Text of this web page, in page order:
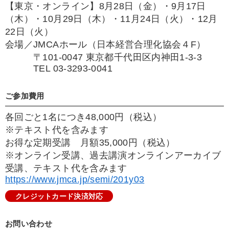
【東京・オンライン】8月28日（金）・9月17日
（木）・10月29日（木）・11月24日（火）・12月
22日（火）
会場／JMCAホール（日本経営合理化協会４F）
〒101-0047 東京都千代田区内神田1-3-3
TEL 03-3293-0041
ご参加費用
各回ごと1名につき48,000円（税込）
※テキスト代を含みます
お得な定期受講 月額35,000円（税込）
※オンライン受講、過去講演オンラインアーカイブ
受講、テキスト代を含みます
https://www.jmca.jp/semi/201y03
クレジットカード決済対応
お問い合わせ